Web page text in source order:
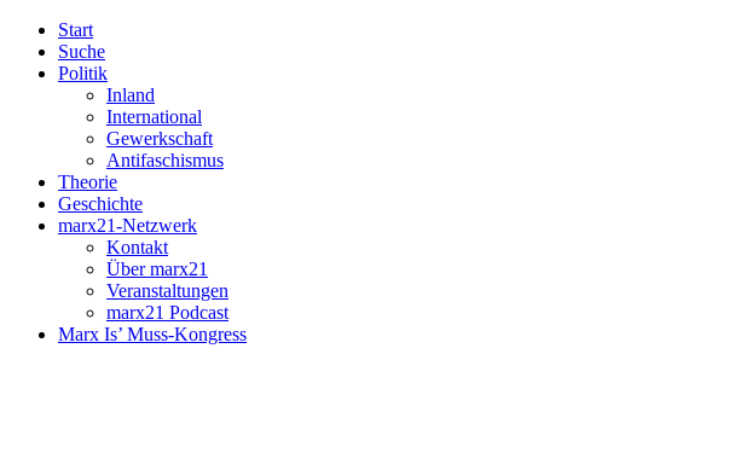
Start
Suche
Politik
Inland
International
Gewerkschaft
Antifaschismus
Theorie
Geschichte
marx21-Netzwerk
Kontakt
Über marx21
Veranstaltungen
marx21 Podcast
Marx Is’ Muss-Kongress